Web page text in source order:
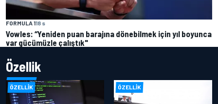
FORMULA 118 s
Vowles: “Yeniden puan barajına dönebilmek için yıl boyunca
var gücümüzle çalıştık"
Özellik
ÖZELLIK ÖZELLIK